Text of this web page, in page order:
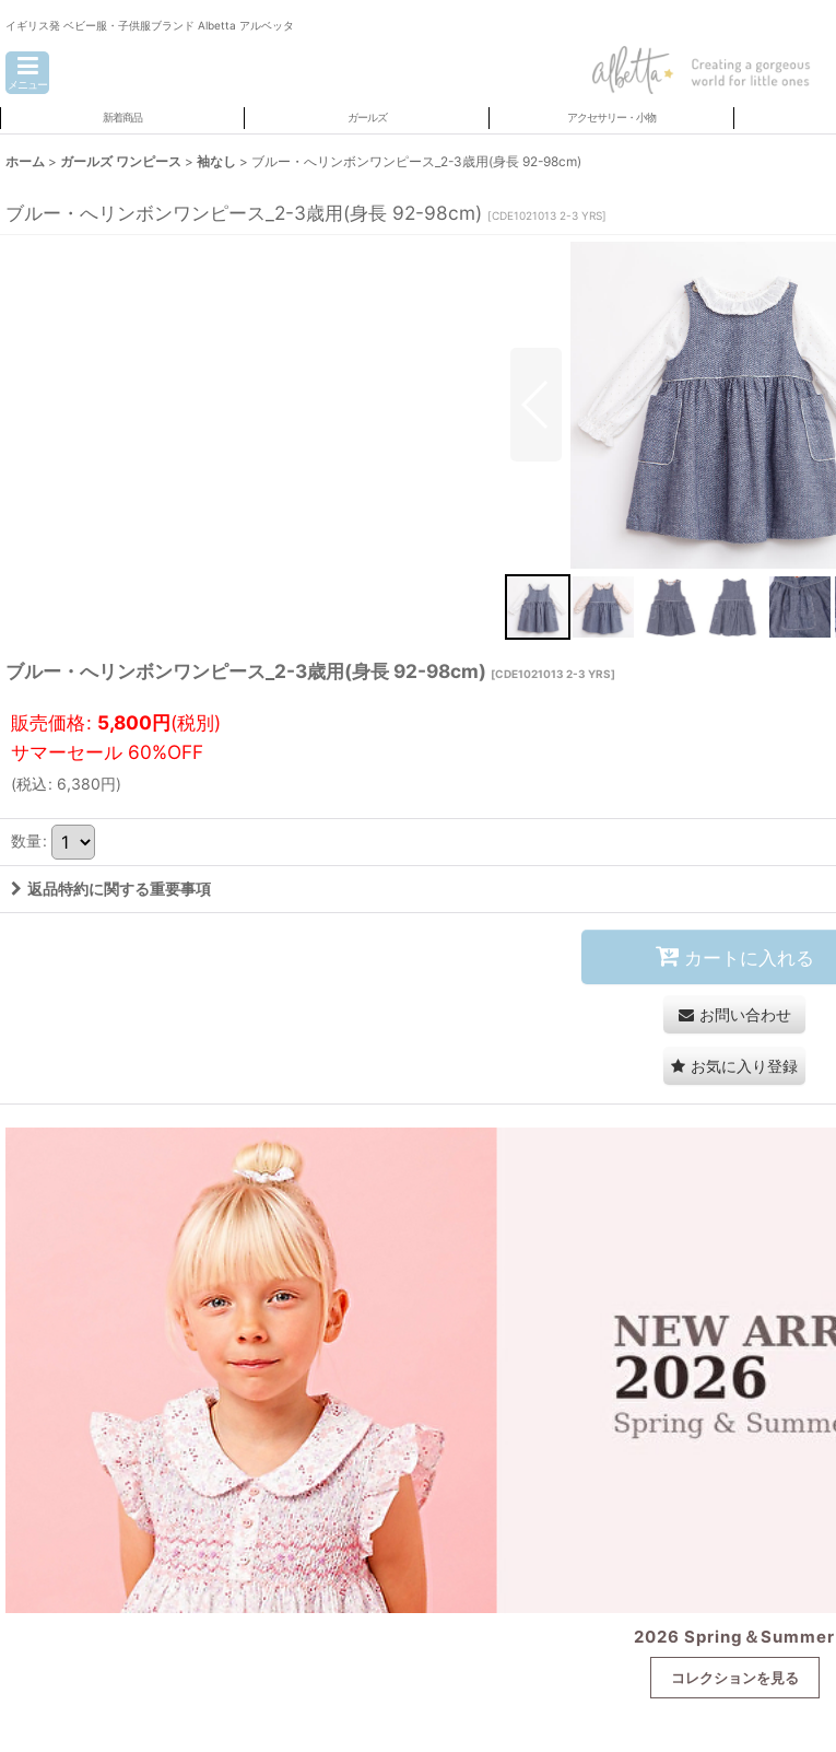
イギリス発 ベビー服・子供服ブランド Albetta アルベッタ
メニュー
新着商品 ガールズ アクセサリー・小物
ホーム > ガールズ ワンピース > 袖なし > ブルー・へリンボンワンピース_2-3歳用(身長 92-98cm)
ブルー・へリンボンワンピース_2-3歳用(身長 92-98cm) [CDE1021013 2-3 YRS]
ブルー・へリンボンワンピース_2-3歳用(身長 92-98cm) [CDE1021013 2-3 YRS]
販売価格: 5,800円(税別)
(税込: 6,380円)
数量:
返品特約に関する重要事項
カートに入れる
お問い合わせ
お気に入り登録
2026 Spring＆Summer
コレクションを見る